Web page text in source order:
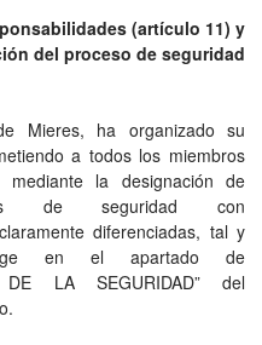
(artículo 11) y
del proceso de seguridad
Mieres, ha organizado su
a todos los miembros
la designación de
de seguridad con
diferenciadas, tal y
en el apartado de
DE LA SEGURIDAD” del